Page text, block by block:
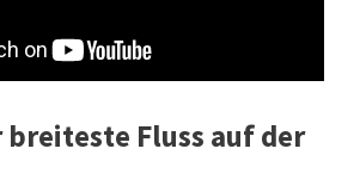
breiteste Fluss auf der